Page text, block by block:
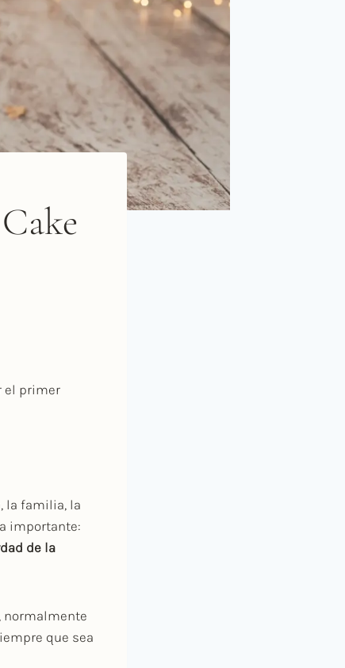
el primer
la familia, la
importante:
de la
, normalmente
que sea